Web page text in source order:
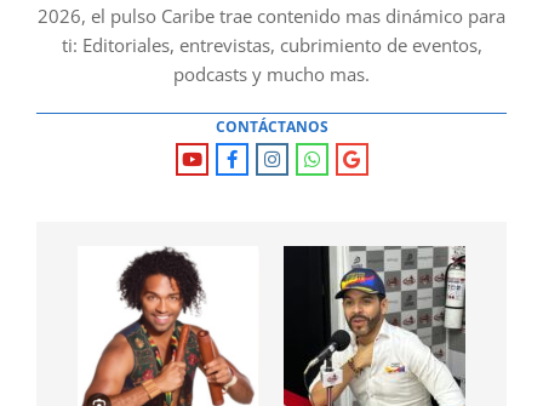
2026, el pulso Caribe trae contenido mas dinámico para
ti: Editoriales, entrevistas, cubrimiento de eventos,
podcasts y mucho mas.
CONTÁCTANOS